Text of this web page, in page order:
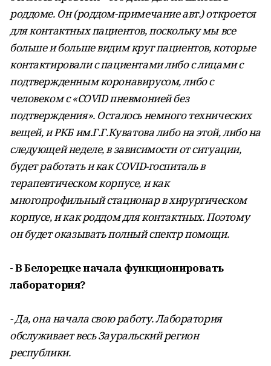
роддоме. Он (роддом-примечание авт.) откроется
для контактных пациентов, поскольку мы все
больше и больше видим круг пациентов, которые
контактировали с пациентами либо с лицами с
подтвержденным коронавирусом, либо с
человеком с «COVID пневмонией без
подтверждения». Осталось немного технических
вещей, и РКБ им.Г.Г.Куватова либо на этой, либо на
следующей неделе, в зависимости от ситуации,
будет работать и как COVID-госпиталь в
терапевтическом корпусе, и как
многопрофильный стационар в хирургическом
корпусе, и как роддом для контактных. Поэтому
он будет оказывать полный спектр помощи.
- В Белорецке начала функционировать
лаборатория?
- Да, она начала свою работу. Лаборатория
обслуживает весь Зауральский регион
республики.